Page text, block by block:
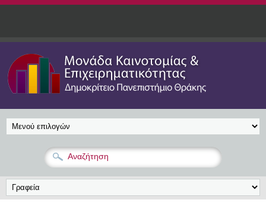
Παράκαμψη προς το κυρίως περιεχόμενο